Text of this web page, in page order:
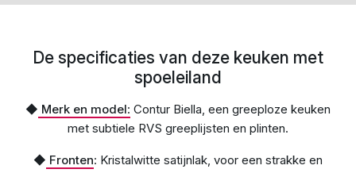
De specificaties van deze keuken met
spoeleiland
◆ Merk en model: Contur Biella, een greeploze keuken
met subtiele RVS greeplijsten en plinten.
◆ Fronten: Kristalwitte satijnlak, voor een strakke en